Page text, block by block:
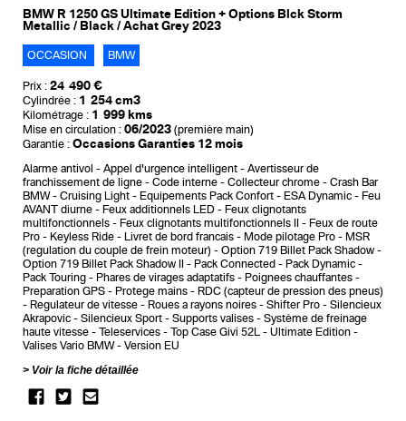
BMW R 1250 GS Ultimate Edition + Options Blck Storm
Metallic / Black / Achat Grey 2023
OCCASION BMW
Prix : 24 490 €
Cylindrée : 1 254 cm3
Kilométrage : 1 999 kms
Mise en circulation : 06/2023 (première main)
Garantie : Occasions Garanties 12 mois
Alarme antivol Appel d'urgence intelligent
Avertisseur de
franchissement de ligne
Code interne Collecteur chrome
Crash Bar
BMW
Cruising Light Equipements Pack Confort ESA Dynamic
Feu
AVANT diurne
Feux additionnels LED
Feux clignotants
multifonctionnels
Feux clignotants multifonctionnels II
Feux de route
Pro
Keyless Ride Livret de bord francais Mode pilotage Pro
MSR
(regulation du couple de frein moteur)
Option 719 Billet Pack Shadow
Option 719 Billet Pack Shadow II
Pack Connected
Pack Dynamic
Pack Touring
Phares de virages adaptatifs
Poignees chauffantes
Preparation GPS
Protege mains
RDC (capteur de pression des pneus)
Regulateur de vitesse
Roues a rayons noires Shifter Pro
Silencieux
Akrapovic
Silencieux Sport Supports valises
Système de freinage
haute vitesse
Teleservices Top Case Givi 52L
Ultimate Edition
Valises Vario BMW
Version EU
Voir la fiche détaillée